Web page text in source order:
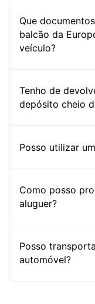
Que
balcão da
veículo?
Tenho de
depósito cheio
Posso utilizar
Como posso
aluguer?
Posso
automóvel?